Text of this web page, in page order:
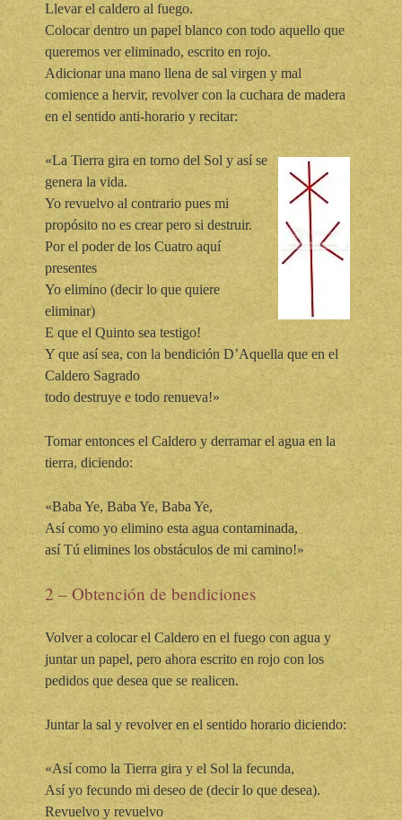
Llevar el caldero al fuego.
Colocar dentro un papel blanco con todo aquello que
queremos ver eliminado, escrito en rojo.
Adicionar una mano llena de sal virgen y mal
comience a hervir, revolver con la cuchara de madera
en el sentido anti-horario y recitar:
«La Tierra gira en torno del Sol y así se
genera la vida.
Yo revuelvo al contrario pues mi
propósito no es crear pero si destruir.
Por el poder de los Cuatro aquí
presentes
Yo elimino (decir lo que quiere
eliminar)
E que el Quinto sea testigo!
Y que así sea, con la bendición D’Aquella que en el
Caldero Sagrado
todo destruye e todo renueva!»
Tomar entonces el Caldero y derramar el agua en la
tierra, diciendo:
«Baba Ye, Baba Ye, Baba Ye,
Así como yo elimino esta agua contaminada,
así Tú elimines los obstáculos de mi camino!»
2 – Obtención de bendiciones
Volver a colocar el Caldero en el fuego con agua y
juntar un papel, pero ahora escrito en rojo con los
pedidos que desea que se realicen.
Juntar la sal y revolver en el sentido horario diciendo:
«Así como la Tierra gira y el Sol la fecunda,
Así yo fecundo mi deseo de (decir lo que desea).
Revuelvo y revuelvo